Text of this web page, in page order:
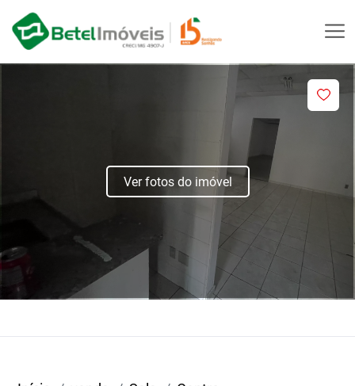
Ver fotos do imóvel